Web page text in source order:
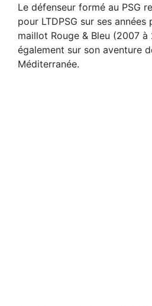
Le défenseur formé au PSG
pour LTDPSG sur ses années
maillot Rouge & Bleu (2007 à
également sur son aventure
Méditerranée.